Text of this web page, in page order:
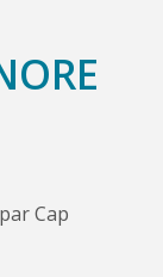
Cap